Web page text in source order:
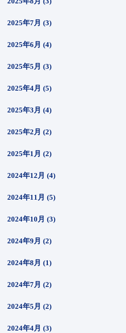
2025年7月 (3)
2025年6月 (4)
2025年5月 (3)
2025年4月 (5)
2025年3月 (4)
2025年2月 (2)
2025年1月 (2)
2024年12月 (4)
2024年11月 (5)
2024年10月 (3)
2024年9月 (2)
2024年8月 (1)
2024年7月 (2)
2024年5月 (2)
2024年4月 (3)